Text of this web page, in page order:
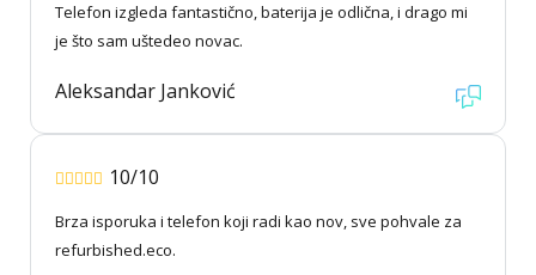
Telefon izgleda fantastično, baterija je odlična, i drago mi
je što sam uštedeo novac.
Aleksandar Janković
10/10
Brza isporuka i telefon koji radi kao nov, sve pohvale za
refurbished.eco.